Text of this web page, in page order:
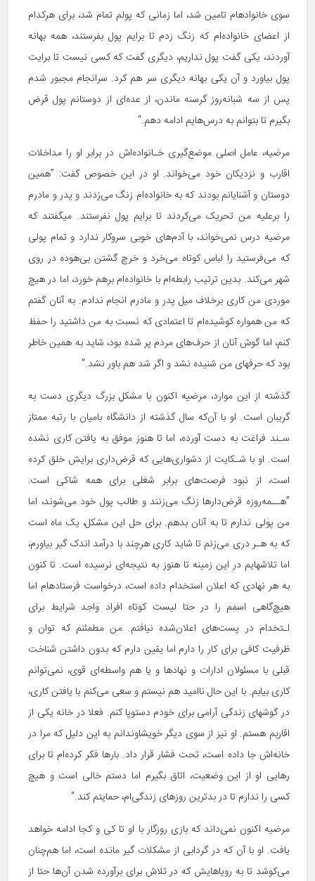
سوی خانواده‏ام تامین شد، اما زمانی که پولم تمام شد، برای هرکدام
از اعضای خانواده‌ام که زنگ زدم تا برایم پول بفرستند، همه بهانه‏
آوردند، یکی گفت پول نداریم، دیگری گفت که کسی نیست تا برایت
پول بیاورد و آن یکی بهانه دیگری سر هم کرد. سرانجام مجبور شدم
پس از سه شبانه‌‏روز گرسنه ماندن، از عده‌ای از دوستانم پول قرض
بگیرم تا بتوانم به درس‌هایم ادامه دهم.“
مرضیه، عامل اصلی موضع‌گیری خـانواده‌اش در برابر او را مداخلات
اقارب و نزدیکان خود می‌خواند. او در این خصوص گفت: ”همین
دوستان و آشنایانم بودند که به خانواده‌ام زنگ می‌زدند و پدر و مادرم
را برعلیه من تحریک می‌کردند تا برایم پول نفرستند. می‏گفتند که
مرضیه درس نمی‌خواند، با آدم‌های خوبی سروکار ندارد و تمام پولی
که می‌‏فرستید را لباس کوتاه می‌خرد و خرچ گشتن بی‌هوده در روی
شهر می‌کند. بدین ترتیب رابطه‌ام با خانواده‌ام برهم خورد، اما در هیچ
موردی من کاری برخلاف میل پدر و مادرم انجام ندادم. به آنان گفتم
که من همواره کوشیده‌ام تا اعتمادی که نسبت به من داشتید را حفظ
کنم، اما گوش آنان از حرف‌های مردم پر شده بود، شاید به همین خاطر
بود که حرف‎های من شنیده نشد و اگر شد هم باور نشد.“
گذشته از این موارد، مرضیه اکنون با مشکل بزرگ دیگری دست به
گریبان است. او با آن‌که سال گذشته از دانشگاه بامیان با رتبه ممتاز
سـند فراغت به دست آورده، اما تا هنوز موفق به یافتن کاری نشده
است. او با شـکایت از دشواری‌هایی که قرض‌داری برایش خلق کرده
است، از نبود فرصت‌های برابر شغلی برای همه شاکی است:
”هــمه‌روزه قرض‌دارها زنگ می‌زنند و طالب پول خود می‌شوند، اما
من پولی ندارم تا به آنان بدهم. برای حل این مشکل، یک ماه است
که به هـر دری می‌زنم تا شاید کاری هرچند با درآمد اندک گیر بیاورم،
اما تلاش‎هایم در این زمینه تا هنوز به نتیجه‌ای نرسیده است. تا کنون
به هر نهادی که اعلان استخدام داده است، درخواست فرستاده‏ام اما
هیچ‌گاهی اسمم را در حتا لیست کوتاه افراد واجد شرایط برای
اـتخدام در پست‌های اعلان‌شده نیافتم. من مطمئنم که توان و
ظرفیت کافی برای کار را دارم اما یقین دارم که بدون داشتن شناخت
قبلی با مسئولان ادارات و نهادها و یا هم واسطه‌ای قوی، نمی‌توانم
کاری بیابم. با این حال ناامید هم نیستم و سعی می‌کنم با یافتن کاری،
در گوشه‏ای زندگی آرامی برای خودم دست‏وپا کنم. فعلا در خانه یکی از
اقاربم هستم. او نیز از سوی دیگر خویشاوندانم به این دلیل که مرا در
خانه‌اش جا داده است، تحت فشار قرار داد. بارها فکر کرده‌ام تا برای
رهایی او از این وضعیت، اتاق بگیرم اما دستم خالی است و هیچ
کسی را ندارم تا در بدترین روزهای زندگی‌‎ام، حمایتم کند.“
مرضیه اکنون نمی‌داند که بازی روزگار با او تا کی و کجا ادامه خواهد
یافت. او با آن که در گردابی از مشکلات گیر مانده است، اما هم‌چنان
می‌کوشد تا به رویاهایش که در تلاش برای برآورده شدن آن‌ها حتا از